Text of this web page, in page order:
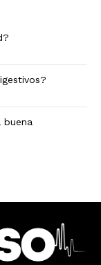
buena